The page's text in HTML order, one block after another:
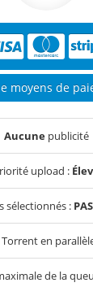
moyens de
Aucunepublicité
upload :
sélectionnés :
en
de la